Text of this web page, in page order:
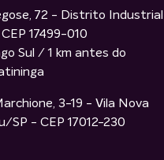
72 - Distrito Industrial
17499-010
Sul / 1 km antes do
3-19 - Vila Nova
SP - CEP 17012-230